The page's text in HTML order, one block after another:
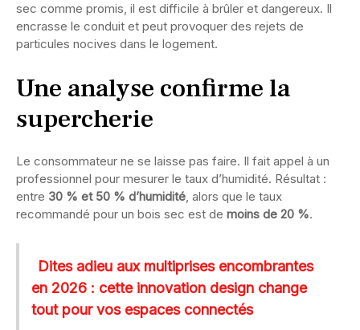
sec comme promis, il est difficile à brûler et dangereux. Il
encrasse le conduit et peut provoquer des rejets de
particules nocives dans le logement.
Une analyse confirme la
supercherie
Le consommateur ne se laisse pas faire. Il fait appel à un
professionnel pour mesurer le taux d’humidité. Résultat :
entre 30 % et 50 % d’humidité, alors que le taux
recommandé pour un bois sec est de moins de 20 %.
Dites adieu aux multiprises encombrantes
en 2026 : cette innovation design change
tout pour vos espaces connectés